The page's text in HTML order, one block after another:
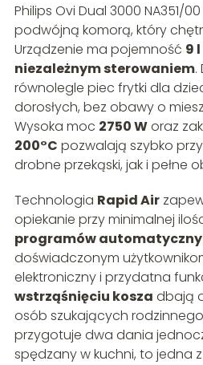
Philips Ovi Dual 3000 NA351/
podwójną komorą, który
Urządzenie ma pojemność 9 l
niezależnym sterowaniem.
równolegle piec frytki dla
dorosłych, bez obawy o
Wysoka moc 2750 Woraz
200°C pozwalają szybko
drobne przekąski, jak i pełne
Technologia Rapid Air
opiekanie przy minimalnej
programów
doświadczonym
elektroniczny i przydatna
wstrząśnięciu kosza dbają
osób szukających
przygotuje dwa dania
spędzany w kuchni, to jedna